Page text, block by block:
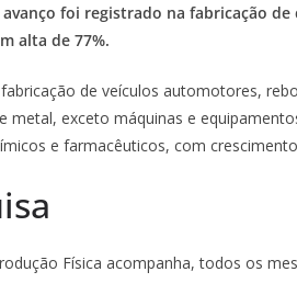
foi registrado na fabricação
alta de 77%.
de veículos automotores,
metal, exceto máquinas e
e farmacêuticos, com
Física acompanha, todos os